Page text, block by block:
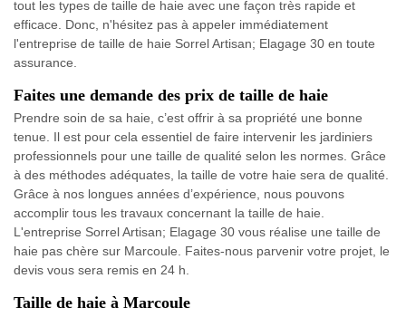
tout les types de taille de haie avec une façon très rapide et
efficace. Donc, n'hésitez pas à appeler immédiatement
l'entreprise de taille de haie Sorrel Artisan; Elagage 30 en toute
assurance.
Faites une demande des prix de taille de haie
Prendre soin de sa haie, c’est offrir à sa propriété une bonne
tenue. Il est pour cela essentiel de faire intervenir les jardiniers
professionnels pour une taille de qualité selon les normes. Grâce
à des méthodes adéquates, la taille de votre haie sera de qualité.
Grâce à nos longues années d’expérience, nous pouvons
accomplir tous les travaux concernant la taille de haie.
L'entreprise Sorrel Artisan; Elagage 30 vous réalise une taille de
haie pas chère sur Marcoule. Faites-nous parvenir votre projet, le
devis vous sera remis en 24 h.
Taille de haie à Marcoule